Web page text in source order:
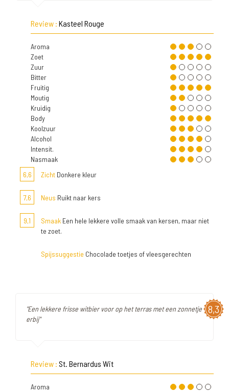
Review : Kasteel Rouge
Aroma
Zoet
Zuur
Bitter
Fruitig
Moutig
Kruidig
Body
Koolzuur
Alcohol
Intensit.
Nasmaak
6,6
Zicht Donkere kleur
7,6 Neus Ruikt naar kers
9,1 Smaak Een hele lekkere volle smaak van kersen, maar niet
te zoet.
Spijssuggestie Chocolade toetjes of vleesgerechten
8,3
"Een lekkere frisse witbier voor op het terras met een zonnetje
erbij"
Review : St. Bernardus Wit
Aroma